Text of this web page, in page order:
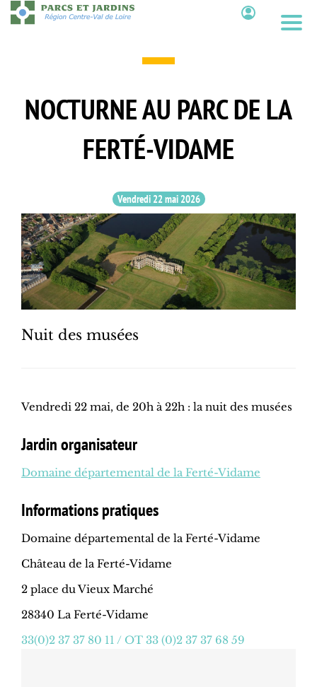
Aller
au
NOCTURNE AU PARC DE LA
FERTÉ-VIDAME
Vendredi 22 mai 2026
Nuit des musées
Vendredi 22 mai, de 20h à 22h : la nuit des musées
Jardin organisateur
Domaine départemental de la Ferté-Vidame
Informations pratiques
Domaine départemental de la Ferté-Vidame
Château de la Ferté-Vidame
2 place du Vieux Marché
28340 La Ferté-Vidame
33(0)2 37 37 80 11 / OT 33 (0)2 37 37 68 59